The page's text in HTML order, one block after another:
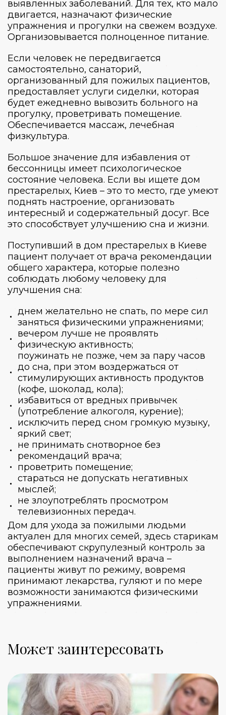
выявленных заболеваний. Для тех, кто мало
двигается, назначают физические
упражнения и прогулки на свежем воздухе.
Организовывается полноценное питание.
Если человек не передвигается
самостоятельно, санаторий,
организованный для пожилых пациентов,
предоставляет услуги сиделки, которая
будет ежедневно вывозить больного на
прогулку, проветривать помещение.
Обеспечивается массаж, лечебная
физкультура.
Большое значение для избавления от
бессонницы имеет психологическое
состояние человека. Если вы ищете дом
престарелых, Киев – это то место, где умеют
поднять настроение, организовать
интересный и содержательный досуг. Все
это способствует улучшению сна и жизни.
Поступивший в дом престарелых в Киеве
пациент получает от врача рекомендации
общего характера, которые полезно
соблюдать любому человеку для
улучшения сна:
днем желательно не спать, по мере сил
заняться физическими упражнениями;
вечером лучше не проявлять
физическую активность;
поужинать не позже, чем за пару часов
до сна, при этом воздержаться от
стимулирующих активность продуктов
(кофе, шоколад, кола);
избавиться от вредных привычек
(употребление алкоголя, курение);
исключить перед сном громкую музыку,
яркий свет;
не принимать снотворное без
рекомендаций врача;
проветрить помещение;
стараться не допускать негативных
мыслей;
не злоупотреблять просмотром
телевизионных передач.
Дом для ухода за пожилыми людьми
актуален для многих семей, здесь старикам
обеспечивают скрупулезный контроль за
выполнением назначений врача –
пациенты живут по режиму, вовремя
принимают лекарства, гуляют и по мере
возможности занимаются физическими
упражнениями.
Может заинтересовать